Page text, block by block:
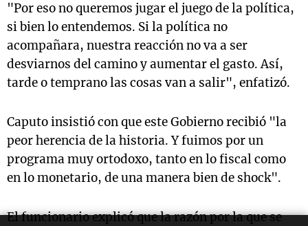
"Por eso no queremos jugar el juego de la política,
si bien lo entendemos. Si la política no
acompañara, nuestra reacción no va a ser
desviarnos del camino y aumentar el gasto. Así,
tarde o temprano las cosas van a salir", enfatizó.
Caputo insistió con que este Gobierno recibió "la
peor herencia de la historia. Y fuimos por un
programa muy ortodoxo, tanto en lo fiscal como
en lo monetario, de una manera bien de shock".
El funcionario explicó que la razón por la que se